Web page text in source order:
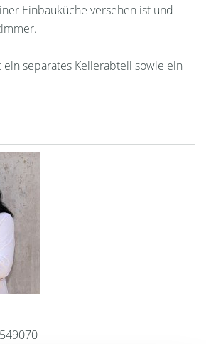
Einbauküche versehen ist und
separates Kellerabteil sowie ein